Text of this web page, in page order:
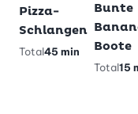
Pizza-
Schlangen
Total45 min
Bunte
Boote
Total15